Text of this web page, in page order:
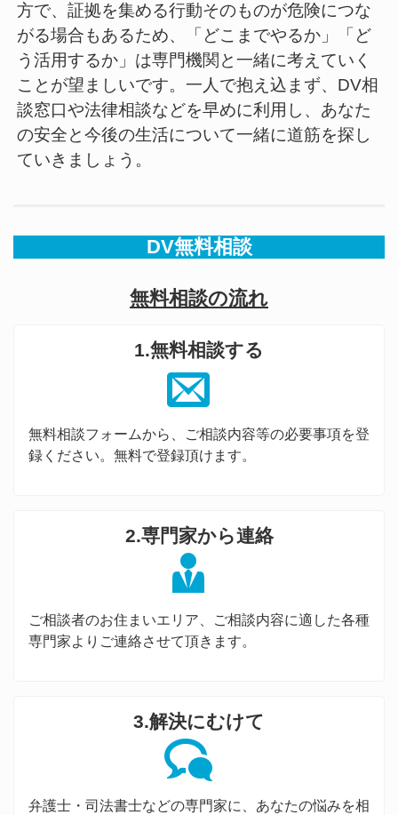
方で、証拠を集める行動そのものが危険につな
がる場合もあるため、「どこまでやるか」「ど
う活用するか」は専門機関と一緒に考えていく
ことが望ましいです。一人で抱え込まず、DV相
談窓口や法律相談などを早めに利用し、あなた
の安全と今後の生活について一緒に道筋を探し
ていきましょう。
DV無料相談
無料相談の流れ
1.無料相談する
無料相談フォームから、ご相談内容等の必要事項を登
録ください。無料で登録頂けます。
2.専門家から連絡
ご相談者のお住まいエリア、ご相談内容に適した各種
専門家よりご連絡させて頂きます。
3.解決にむけて
弁護士・司法書士などの専門家に、あなたの悩みを相